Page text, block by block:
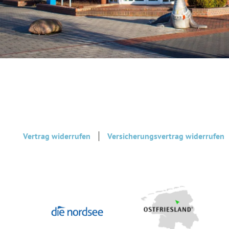
Vertrag widerrufen Versicherungsvertrag widerrufen